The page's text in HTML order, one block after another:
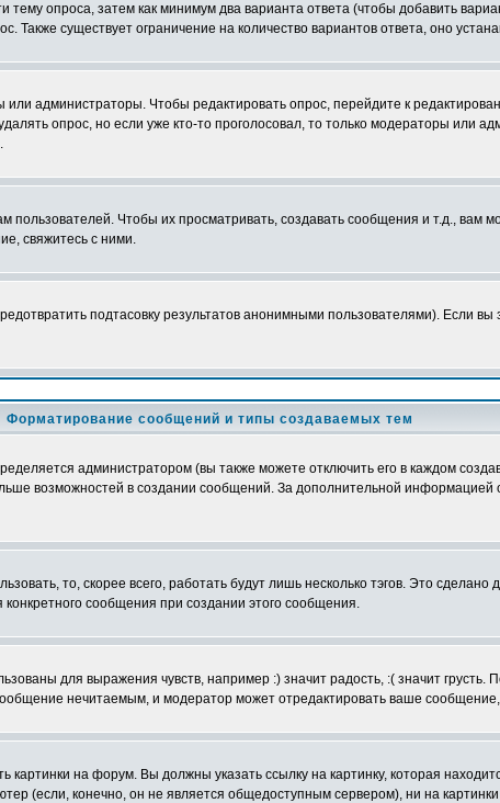
опроса, затем как минимум два варианта ответа (чтобы добавить
Также существует ограничение на количество вариантов ответа, оно
администраторы. Чтобы редактировать опрос, перейдите к
опрос, но если уже кто-то проголосовал, то только модераторы или
Чтобы их просматривать, создавать сообщения и т.д., вам
свяжитесь с ними.
подтасовку результатов анонимными пользователями). Если
Форматирование сообщений и типы создаваемых тем
администратором (вы также можете отключить его в каждом
возможностей в создании сообщений. За дополнительной информацией
то, скорее всего, работать будут лишь несколько тэгов. Это сделано
сообщения при создании этого сообщения.
для выражения чувств, например :) значит радость, :( значит
нечитаемым, и модератор может отредактировать ваше
картинки на форум. Вы должны указать ссылку на картинку, которая
(если, конечно, он не является общедоступным сервером), ни на